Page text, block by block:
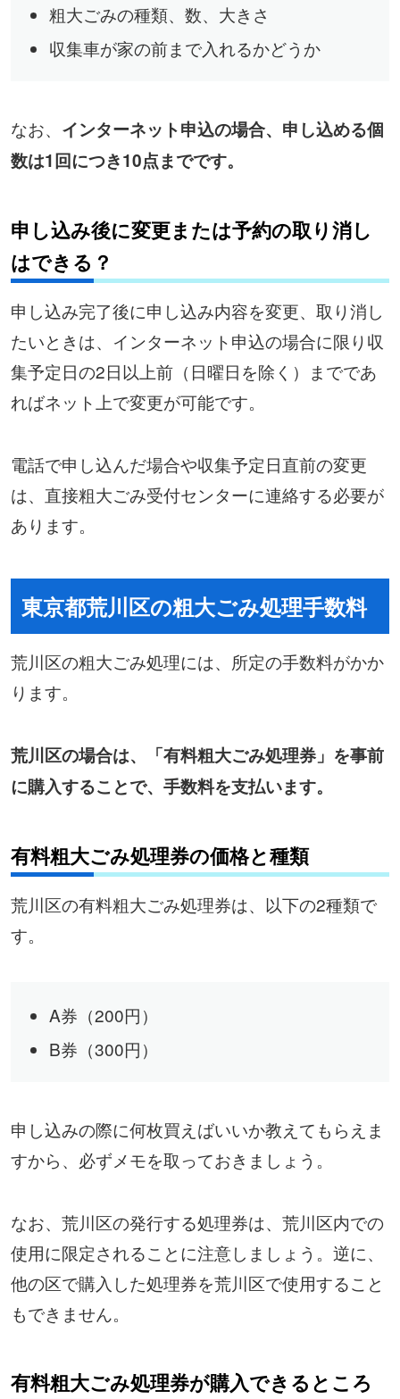
粗大ごみの種類、数、大きさ
収集車が家の前まで入れるかどうか
なお、 インターネット申込の場合、申し込める個
数は1回につき10点までです。
申し込み後に変更または予約の取り消し
はできる？
申し込み完了後に申し込み内容を変更、取り消し
たいときは、インターネット申込の場合に限り収
集予定日の2日以上前（日曜日を除く）までであ
ればネット上で変更が可能です。
電話で申し込んだ場合や収集予定日直前の変更
は、直接粗大ごみ受付センターに連絡する必要が
あります。
東京都荒川区の粗大ごみ処理手数料
荒川区の粗大ごみ処理には、所定の手数料がかか
ります。
荒川区の場合は、「有料粗大ごみ処理券」を事前
に購入することで、手数料を支払います。
有料粗大ごみ処理券の価格と種類
荒川区の有料粗大ごみ処理券は、以下の2種類で
す。
A券（200円）
B券（300円）
申し込みの際に何枚買えばいいか教えてもらえま
すから、必ずメモを取っておきましょう。
なお、荒川区の発行する処理券は、荒川区内での
使用に限定されることに注意しましょう。逆に、
他の区で購入した処理券を荒川区で使用すること
もできません。
有料粗大ごみ処理券が購入できるところ